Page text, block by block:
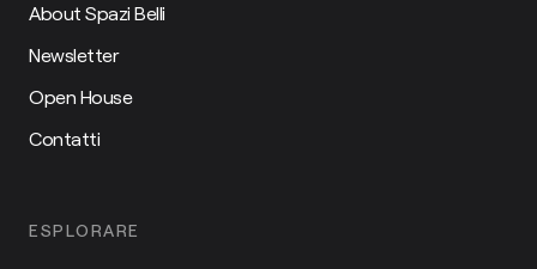
About Spazi Belli
Newsletter
Open House
Contatti
ESPLORARE